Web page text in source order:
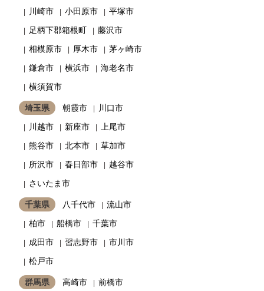
川崎市
小田原市
平塚市
足柄下郡箱根町
藤沢市
相模原市
厚木市
茅ヶ崎市
鎌倉市
横浜市
海老名市
横須賀市
埼玉県 朝霞市
川口市
川越市
新座市
上尾市
熊谷市
北本市
草加市
所沢市
春日部市
越谷市
さいたま市
千葉県 八千代市
流山市
柏市
船橋市
千葉市
成田市
習志野市
市川市
松戸市
群馬県 高崎市 前橋市